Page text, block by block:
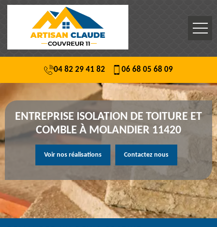
04 82 29 41 82 06 68 05 68 09
ENTREPRISE ISOLATION DE TOITURE ET
COMBLE À MOLANDIER 11420
Voir nos réalisations Contactez nous